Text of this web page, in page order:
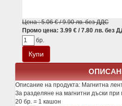
Цена : 5.06 € / 9.90 лв. без ДДС
Промо цена: 3.99 € / 7.80 лв. без
бр.
Описание на продукта: Магнитна
За разделяне на магнитни дъски при
20 бр. = 1 кашон